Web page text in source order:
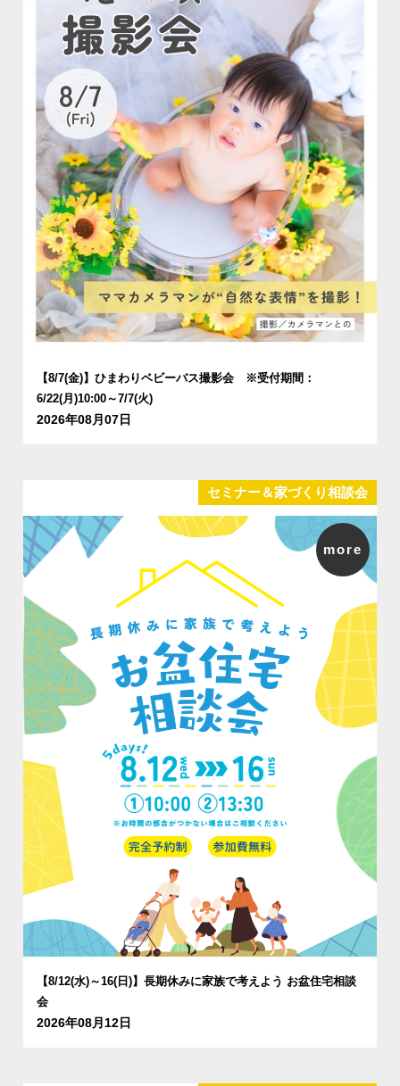
【8/7(金)】ひまわりベビーバス撮影会 ※受付期間：
6/22(月)10:00～7/7(火)
2026年08月07日
セミナー＆家づくり相談会
【8/12(水)～16(日)】長期休みに家族で考えよう お盆住宅相談
会
2026年08月12日
more